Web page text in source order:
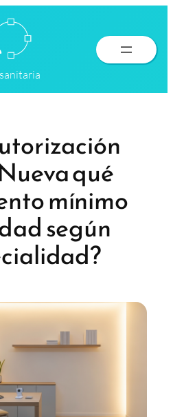
qué
mínimo
según